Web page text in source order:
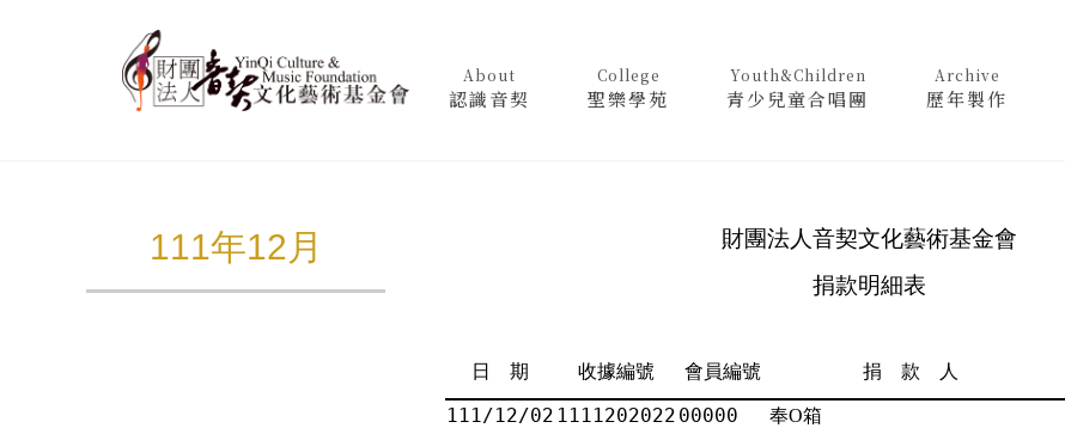
About
認識音契
College
聖樂學苑
Youth&Children
青少兒童合唱團
Archive
歷年製作
111年12月
財團法人音契文化藝術基金會
捐款明細表
日 期 收據編號 會員編號 捐 款 人
111/12/02 1111202022 00000 奉O箱